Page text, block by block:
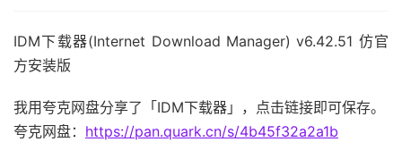
IDM下载器(Internet Download Manager) v6.42.51 仿官
方安装版
我用夸克网盘分享了「IDM下载器」，点击链接即可保存。
夸克网盘： https://pan.quark.cn/s/4b45f32a2a1b